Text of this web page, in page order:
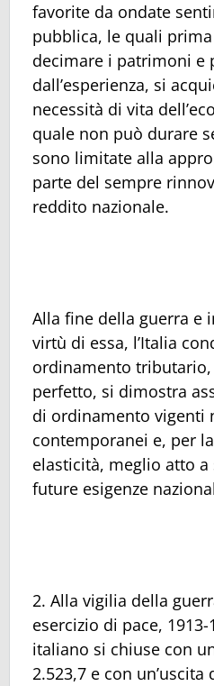
favorite da ondate
pubblica, le quali
decimare i patrimoni e
dall’esperienza, si
necessità di vita
quale non può durare
sono limitate alla
parte del sempre
reddito nazionale.
Alla fine della guerra e
virtù di essa, l’Italia
ordinamento
perfetto, si dimostra
di ordinamento vigenti
contemporanei e, per
elasticità, meglio atto a
future esigenze
2. Alla vigilia della
esercizio di pace,
italiano si chiuse con
2.523,7 e con